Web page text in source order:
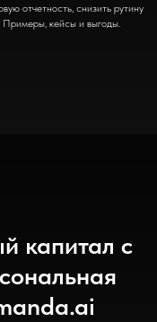
отчетность, снизить рутину
Примеры, кейсы и выгоды.
капитал с